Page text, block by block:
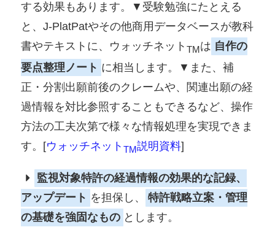
する効果もあります。▼受験勉強にたとえる
と、J-PlatPatやその他商用データベースが教科
書やテキストに、ウォッチネットTMは 自作の
要点整理ノート に相当します。▼また、補
正・分割出願前後のクレームや、関連出願の経
過情報を対比参照することもできるなど、操作
方法の工夫次第で様々な情報処理を実現できま
す。[ウォッチネットTM説明資料]
監視対象特許の経過情報の効果的な記録、
アップデート を担保し、
特許戦略立案・管理
の基礎を強固なもの とします。